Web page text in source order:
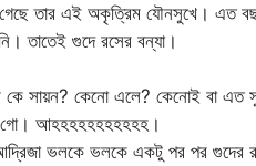
তার এই অকৃত্রিম যৌনসুখে। এত
তাতেই গুদে রসের বন্যা।
কে সায়ন? কেনো এলে? কেনোই বা
গো। আহহহহহহহহহহহ।
ভলকে ভলকে একটু পর পর